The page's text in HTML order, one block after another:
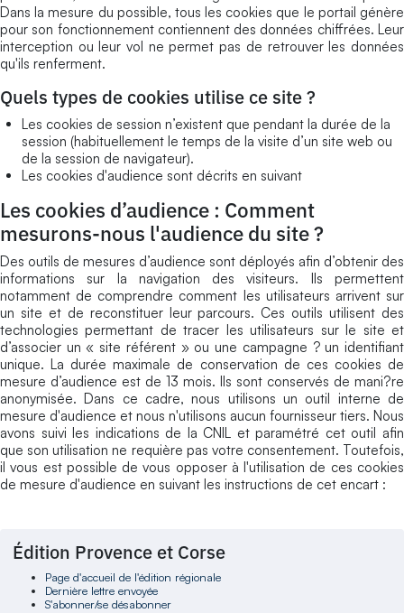
Dans la mesure du possible, tous les cookies que le portail génère
pour son fonctionnement contiennent des données chiffrées. Leur
interception ou leur vol ne permet pas de retrouver les données
qu'ils renferment.
Quels types de cookies utilise ce site ?
Les cookies de session n’existent que pendant la durée de la
session (habituellement le temps de la visite d’un site web ou
de la session de navigateur).
Les cookies d'audience sont décrits en suivant
Les cookies d’audience : Comment
mesurons-nous l'audience du site ?
Des outils de mesures d’audience sont déployés afin d’obtenir des
informations sur la navigation des visiteurs. Ils permettent
notamment de comprendre comment les utilisateurs arrivent sur
un site et de reconstituer leur parcours. Ces outils utilisent des
technologies permettant de tracer les utilisateurs sur le site et
d’associer un « site référent » ou une campagne ? un identifiant
unique. La durée maximale de conservation de ces cookies de
mesure d’audience est de 13 mois. Ils sont conservés de mani?re
anonymisée. Dans ce cadre, nous utilisons un outil interne de
mesure d'audience et nous n'utilisons aucun fournisseur tiers. Nous
avons suivi les indications de la CNIL et paramétré cet outil afin
que son utilisation ne requière pas votre consentement. Toutefois,
il vous est possible de vous opposer à l'utilisation de ces cookies
de mesure d'audience en suivant les instructions de cet encart :
Édition Provence et Corse
Page d'accueil de l'édition régionale
Dernière lettre envoyée
S'abonner/se désabonner